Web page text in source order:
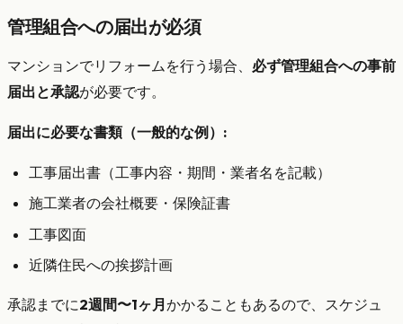
管理組合への届出が必須
マンションでリフォームを行う場合、 必ず管理組合への事前
届出と承認が必要です。
届出に必要な書類（一般的な例）:
工事届出書（工事内容・期間・業者名を記載）
施工業者の会社概要・保険証書
工事図面
近隣住民への挨拶計画
承認までに2週間〜1ヶ月 かかることもあるので、スケジュ